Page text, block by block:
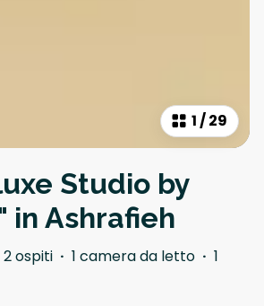
1/29
Studio by
in Ashrafieh
2 ospiti · 1 camera da letto · 1